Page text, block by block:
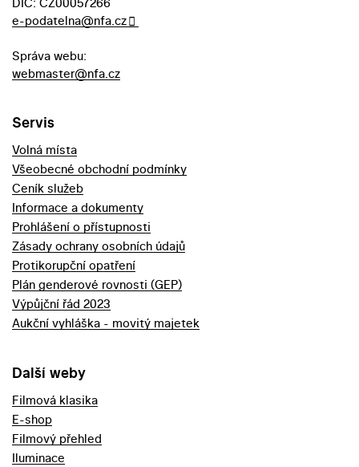
e-podatelna@nfa.cz
Správa webu:
webmaster@nfa.cz
Servis
Volná místa
Všeobecné obchodní podmínky
Ceník služeb
Informace a dokumenty
Prohlášení o přístupnosti
Zásady ochrany osobních údajů
Protikorupční opatření
Plán genderové rovnosti (GEP)
Výpůjční řád 2023
Aukční vyhláška - movitý majetek
Další weby
Filmová klasika
E-shop
Filmový přehled
Iluminace